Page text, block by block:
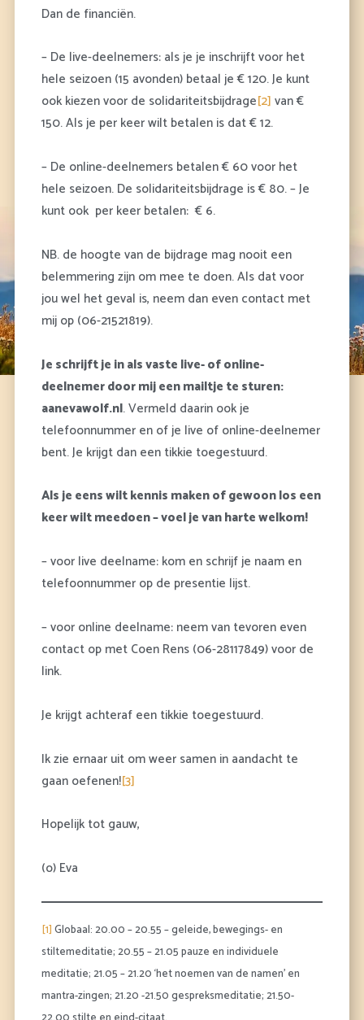
Dan de financiën.
– De live-deelnemers: als je je inschrijft voor het
hele seizoen (15 avonden) betaal je € 120. Je kunt
ook kiezen voor de solidariteitsbijdrage[2] van €
150. Als je per keer wilt betalen is dat € 12.
– De online-deelnemers betalen € 60 voor het
hele seizoen. De solidariteitsbijdrage is € 80. – Je
kunt ook per keer betalen: € 6.
NB. de hoogte van de bijdrage mag nooit een
belemmering zijn om mee te doen. Als dat voor
jou wel het geval is, neem dan even contact met
mij op (06-21521819).
Je schrijft je in als vaste live- of online-
deelnemer door mij een mailtje te sturen:
aanevawolf.nl. Vermeld daarin ook je
telefoonnummer en of je live of online-deelnemer
bent. Je krijgt dan een tikkie toegestuurd.
Als je eens wilt kennis maken of gewoon los een
keer wilt meedoen – voel je van harte welkom!
– voor live deelname: kom en schrijf je naam en
telefoonnummer op de presentie lijst.
– voor online deelname: neem van tevoren even
contact op met Coen Rens (06-28117849) voor de
link.
Je krijgt achteraf een tikkie toegestuurd.
Ik zie ernaar uit om weer samen in aandacht te
gaan oefenen![3]
Hopelijk tot gauw,
(o) Eva
[1]Globaal: 20.00 – 20.55 – geleide, bewegings- en
stiltemeditatie; 20.55 – 21.05 pauze en individuele
meditatie; 21.05 – 21.20 ‘het noemen van de namen’ en
mantra-zingen; 21.20 -21.50 gespreksmeditatie; 21.50-